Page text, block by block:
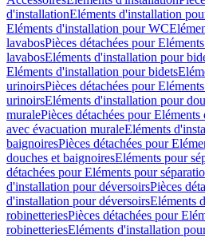
d'installationEléments d'installation
Eléments d'installation pour WC
lavabosPièces détachées pour
lavabosEléments d'installation pour
Eléments d'installation pour bidets
urinoirsPièces détachées pour
urinoirsEléments d'installation pour
muralePièces détachées pour
avec évacuation muraleEléments
baignoiresPièces détachées pour
douches et baignoiresEléments pour
détachées pour Eléments pour
d'installation pour déversoirsPièces
d'installation pour déversoirsEléments
robinetteriesPièces détachées pour
robinetteriesEléments d'installation